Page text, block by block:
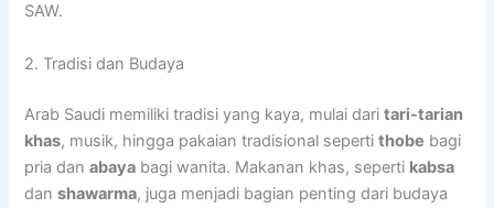
SAW.
2. Tradisi dan Budaya
Arab Saudi memiliki tradisi yang kaya, mulai daritari-tarian
khas, musik, hingga pakaian tradisional sepertithobe bagi
pria danabaya bagi wanita. Makanan khas, seperti kabsa
danshawarma, juga menjadi bagian penting dari budaya